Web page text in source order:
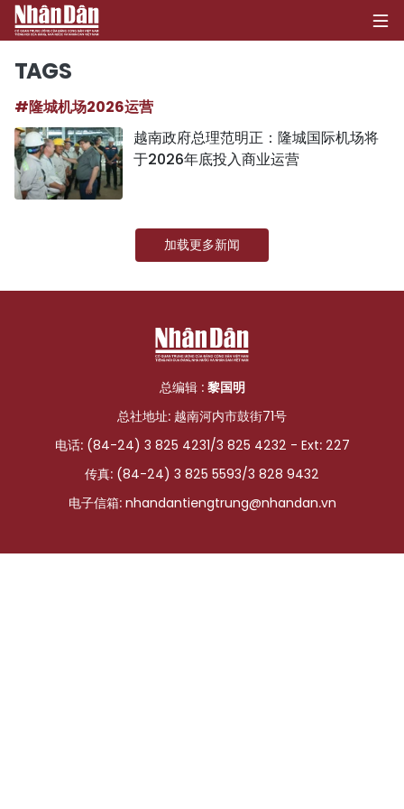
政治
社会
环保
文化
体育
国际
旅游
友谊桥梁
史海
TAGS
#隆城机场2026运营
越南政府总理范明正：隆城国际机场将
于2026年底投入商业运营
加载更多新闻
总编辑 : 黎国明
总社地址: 越南河内市鼓街71号
电话: (84-24) 3 825 4231/3 825 4232 - Ext: 227
传真: (84-24) 3 825 5593/3 828 9432
电子信箱: nhandantiengtrung@nhandan.vn